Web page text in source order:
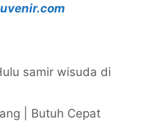
samir wisuda di
| Butuh Cepat